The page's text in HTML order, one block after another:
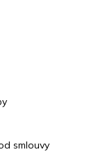
smlouvy